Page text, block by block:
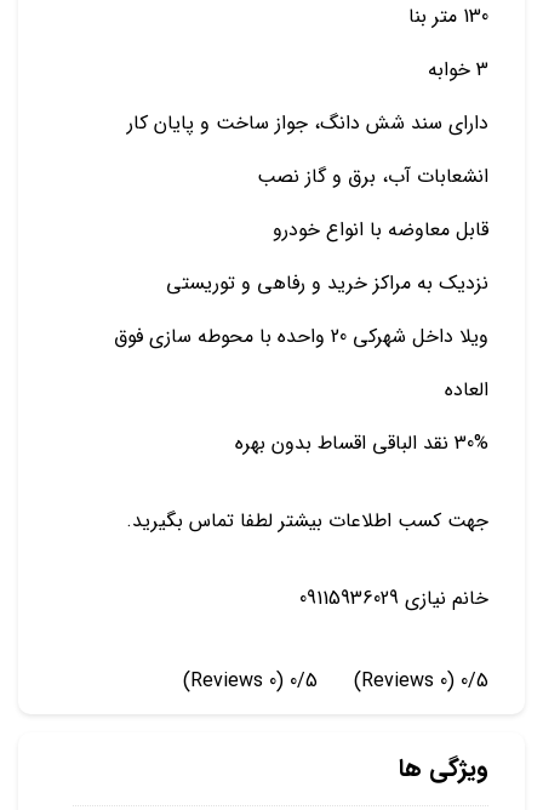
130 متر بنا
3 خوابه
دارای سند شش دانگ، جواز ساخت و پایان کار
انشعابات آب، برق و گاز نصب
قابل معاوضه با انواع خودرو
نزدیک به مراکز خرید و رفاهی و توریستی
ویلا داخل شهرکی 20 واحده با محوطه سازی فوق
العاده
30% نقد الباقی اقساط بدون بهره
جهت کسب اطلاعات بیشتر لطفا تماس بگیرید.
خانم نیازی 09115936029
0/5
(0 Reviews)
0/5
(0 Reviews)
ویژگی ها